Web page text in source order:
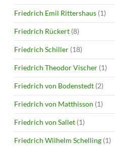
Friedrich Emil Rittershaus (1)
Friedrich Rückert (8)
Friedrich Schiller (18)
Friedrich Theodor Vischer (1)
Friedrich von Bodenstedt (2)
Friedrich von Matthisson (1)
Friedrich von Sallet (1)
Friedrich Wilhelm Schelling (1)